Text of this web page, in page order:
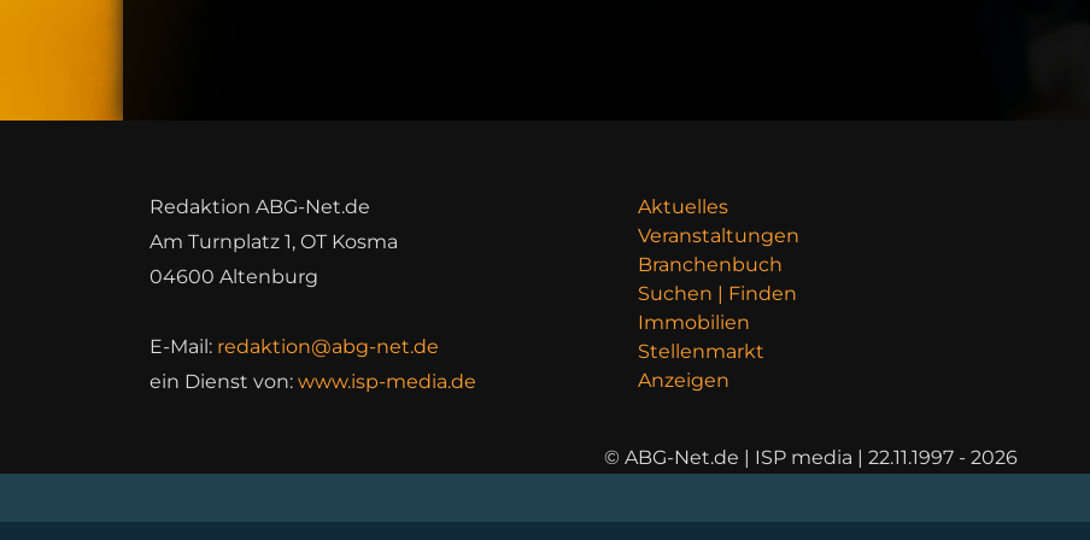
Redaktion ABG-Net.de
Am Turnplatz 1, OT Kosma
04600 Altenburg
E-Mail: redaktion@abg-net.de
ein Dienst von: www.isp-media.de
Aktuelles
Veranstaltungen
Branchenbuch
Suchen | Finden
Immobilien
Stellenmarkt
Anzeigen
© ABG-Net.de | ISP media | 22.11.1997 - 2026